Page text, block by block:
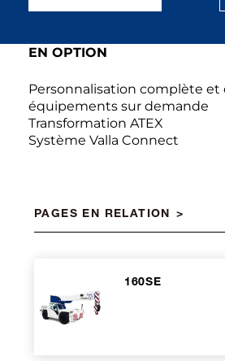
EN OPTION
Personnalisation complète et
équipements sur demande
Transformation ATEX
Système Valla Connect
PAGES EN RELATION
160SE